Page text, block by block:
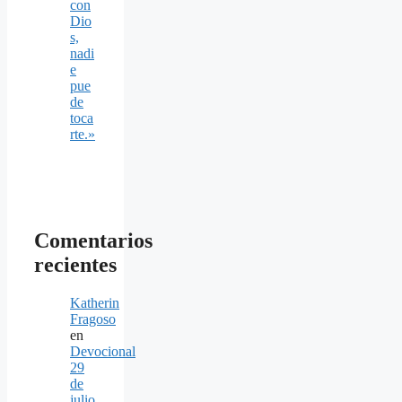
con
Dio
s,
nadi
e
pue
de
toca
rte.»
Comentarios
recientes
Katherin
Fragoso
en
Devocional
29
de